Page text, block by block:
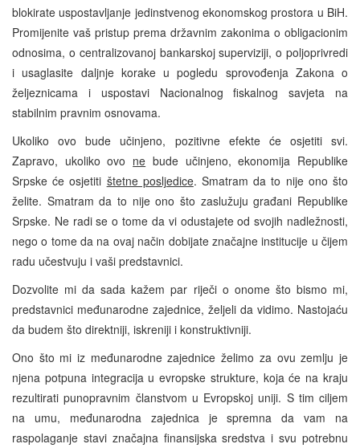
blokirate uspostavljanje jedinstvenog ekonomskog prostora u BiH.
Promijenite vaš pristup prema državnim zakonima o obligacionim
odnosima, o centralizovanoj bankarskoj superviziji, o poljoprivredi
i usaglasite daljnje korake u pogledu sprovođenja Zakona o
željeznicama i uspostavi Nacionalnog fiskalnog savjeta na
stabilnim pravnim osnovama.
Ukoliko ovo bude učinjeno, pozitivne efekte će osjetiti svi.
Zapravo, ukoliko ovo ne bude učinjeno, ekonomija Republike
Srpske će osjetiti štetne posljedice. Smatram da to nije ono što
želite. Smatram da to nije ono što zaslužuju građani Republike
Srpske. Ne radi se o tome da vi odustajete od svojih nadležnosti,
nego o tome da na ovaj način dobijate značajne institucije u čijem
radu učestvuju i vaši predstavnici.
Dozvolite mi da sada kažem par riječi o onome što bismo mi,
predstavnici međunarodne zajednice, željeli da vidimo. Nastojaću
da budem što direktniji, iskreniji i konstruktivniji.
Ono što mi iz međunarodne zajednice želimo za ovu zemlju je
njena potpuna integracija u evropske strukture, koja će na kraju
rezultirati punopravnim članstvom u Evropskoj uniji. S tim ciljem
na umu, međunarodna zajednica je spremna da vam na
raspolaganje stavi značajna finansijska sredstva i svu potrebnu